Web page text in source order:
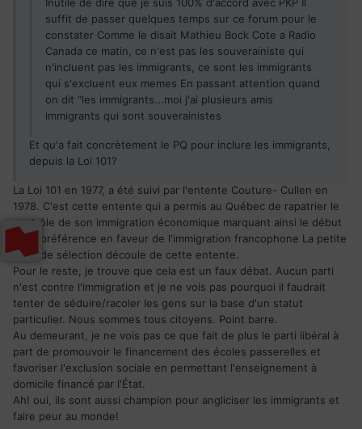
suffit de passer quelques temps sur ce forum pour le
constater Comme le disait Mathieu Bock Cote a Radio
Canada ce matin, ce n'est pas les souverainiste qui
n'incluent pas les immigrants, ce sont les immigrants
qui s'excluent eux memes En passant attention quand
on dit "les immigrants...moi j'ai plusieurs amis
immigrants qui sont souverainistes
Et qu'a fait concrètement le PQ pour inclure les immigrants,
depuis la Loi 101?
La Loi 101 en 1977, a été suivi par l'entente Couture- Cullen en
1978. C'est cette entente qui a permis au Québec de rapatrier le
contrôle de son immigration économique marquant ainsi le début
de la préférence en faveur de l'immigration francophone La petite
grille de sélection découle de cette entente.
Pour le reste, je trouve que cela est un faux débat. Aucun parti
n'est contre l'immigration et je ne vois pas pourquoi il faudrait
tenter de séduire/racoler les gens sur la base d'un statut
particulier. Nous sommes tous citoyens. Point barre.
Au demeurant, je ne vois pas ce que fait de plus le parti libéral à
part de promouvoir le financement des écoles passerelles et
favoriser l'exclusion sociale en permettant l'enseignement à
domicile financé par l'État.
Ah! oui, ils sont aussi champion pour angliciser les immigrants et
faire peur au monde!